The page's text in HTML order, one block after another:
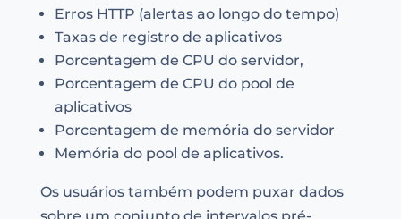
Erros HTTP (alertas ao longo do tempo)
Taxas de registro de aplicativos
Porcentagem de CPU do servidor,
Porcentagem de CPU do pool de
aplicativos
Porcentagem de memória do servidor
Memória do pool de aplicativos.
Os usuários também podem puxar dados
sobre um conjunto de intervalos pré-